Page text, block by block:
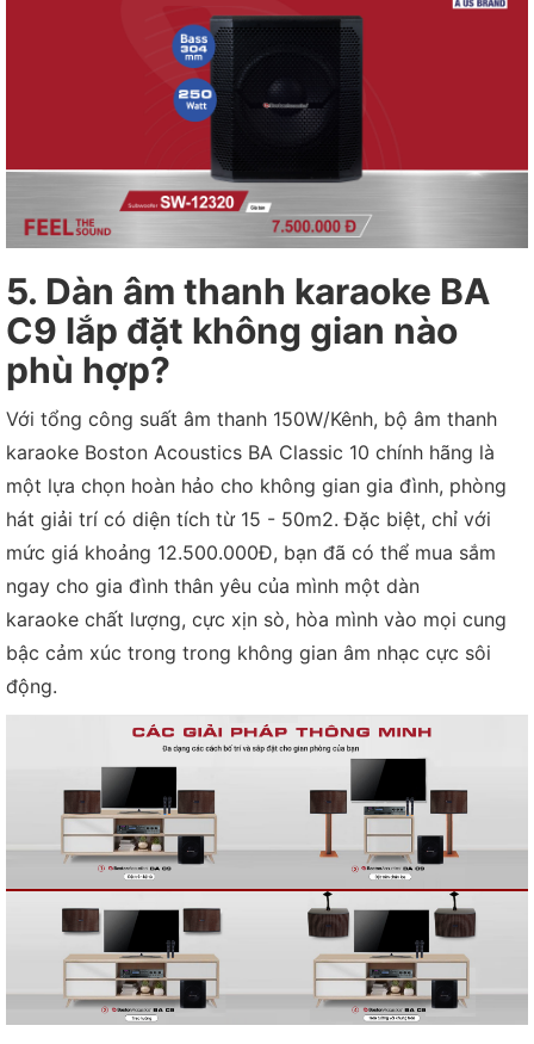
5. Dàn âm thanh karaoke BA
C9 lắp đặt không gian nào
phù hợp?
Với tổng công suất âm thanh 150W/Kênh, bộ âm thanh
karaoke Boston Acoustics BA Classic 10 chính hãng là
một lựa chọn hoàn hảo cho không gian gia đình, phòng
hát giải trí có diện tích từ 15 - 50m2. Đặc biệt, chỉ với
mức giá khoảng 12.500.000Đ, bạn đã có thể mua sắm
ngay cho gia đình thân yêu của mình một dàn
karaoke chất lượng, cực xịn sò, hòa mình vào mọi cung
bậc cảm xúc trong trong không gian âm nhạc cực sôi
động.